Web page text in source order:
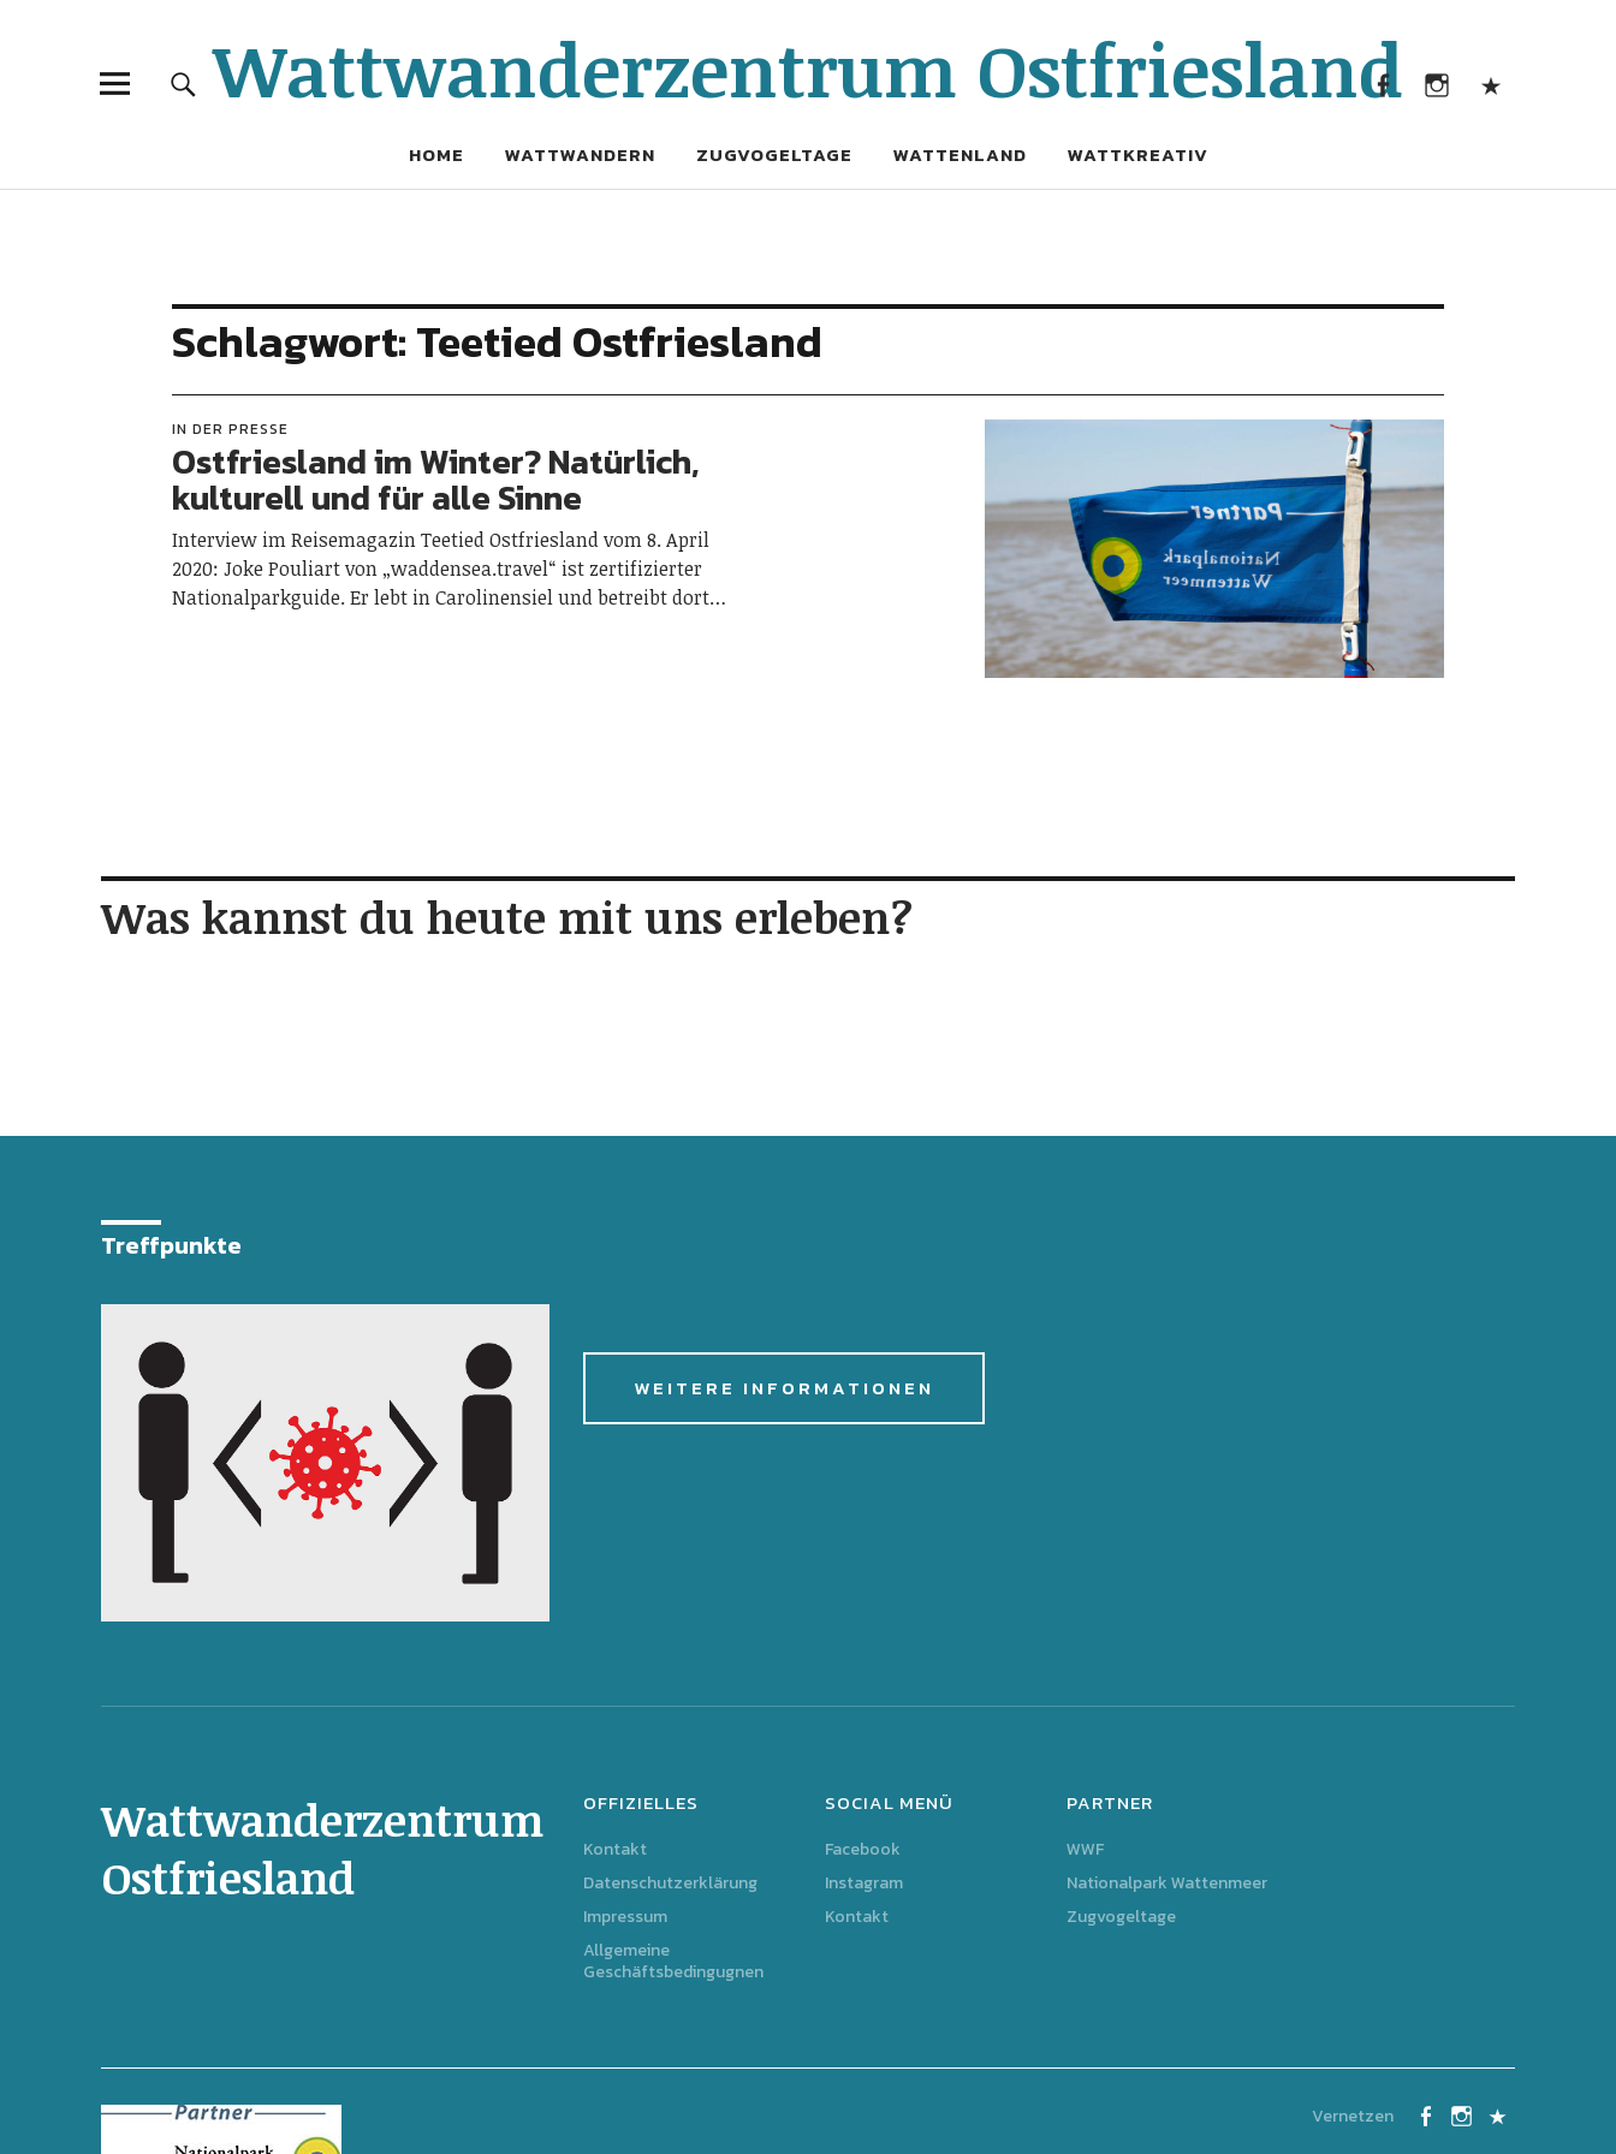
Wattwanderzentrum Ostfriesland
HOME WATTWANDERN ZUGVOGELTAGE WATTENLAND WATTKREATIV
Schlagwort:Teetied Ostfriesland
IN DER PRESSE
Ostfriesland im Winter? Natürlich,
kulturell und für alle Sinne
Interview im Reisemagazin Teetied Ostfriesland vom 8. April
2020: Joke Pouliart von „waddensea.travel“ ist zertifizierter
Nationalparkguide. Er lebt in Carolinensiel und betreibt dort…
Was kannst du heute mit uns erleben?
Treffpunkte
WEITERE INFORMATIONEN
Wattwanderzentrum
Ostfriesland
OFFIZIELLES
Kontakt
Datenschutzerklärung
Impressum
Allgemeine
Geschäftsbedingugnen
SOCIAL MENÜ
Facebook
Instagram
Kontakt
PARTNER
WWF
Nationalpark Wattenmeer
Zugvogeltage
Vernetzen